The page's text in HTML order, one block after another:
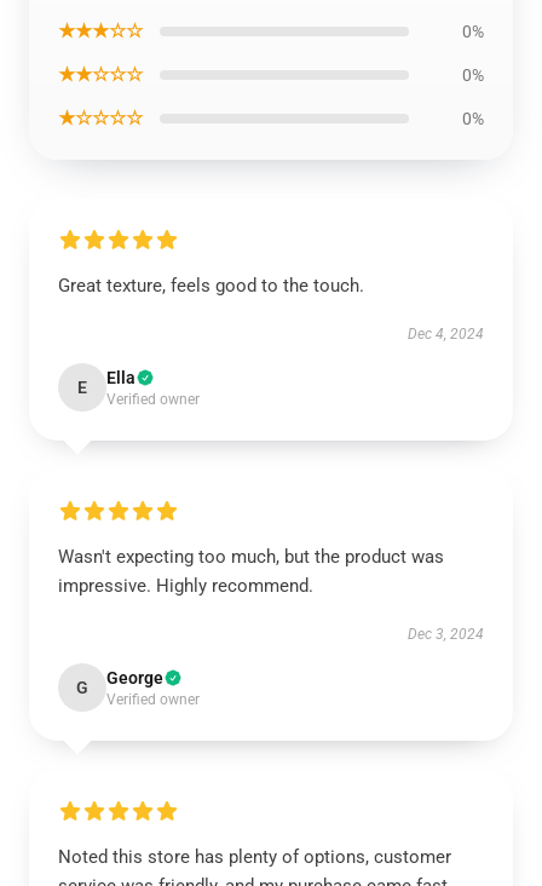
★★★☆☆ 0%
★★☆☆☆ 0%
★☆☆☆☆ 0%
Great texture, feels good to the touch.
Dec 4, 2024
E Ella
Verified owner
Wasn't expecting too much, but the product was
impressive. Highly recommend.
Dec 3, 2024
G George
Verified owner
Noted this store has plenty of options, customer